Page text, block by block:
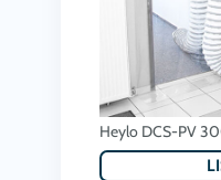
Heylo DCS-PV